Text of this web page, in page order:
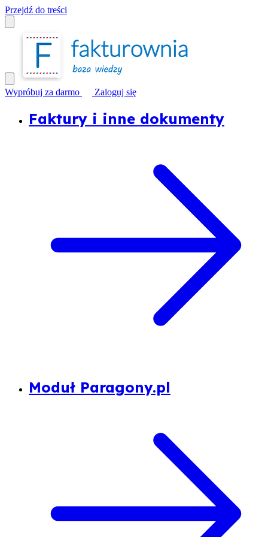
Przejdź do treści
Wypróbuj za darmo Zaloguj się
Faktury i inne dokumenty
Moduł Paragony.pl